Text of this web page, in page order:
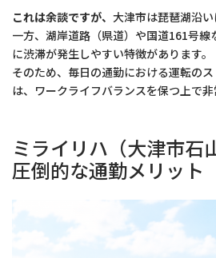
これは余談ですが、 大津市は琵琶湖沿
一方、湖岸道路（県道）や国道161号線
に渋滞が発生しやすい特徴があります。
そのため、毎日の通勤における運転の
は、ワークライフバランスを保つ上で非
ミライリハ（大津市石
圧倒的な通勤メリット